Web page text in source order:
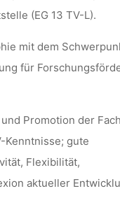
(EG 13 TV-L).
mit dem
für
Promotion der
Kenntnisse; gute
Flexibilität,
aktueller